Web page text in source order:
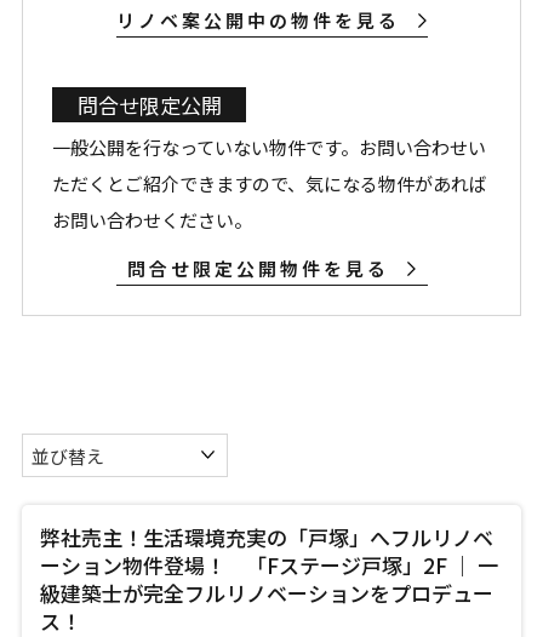
リノベ案公開中の物件を見る
問合せ限定公開
一般公開を行なっていない物件です。お問い合わせい
ただくとご紹介できますので、気になる物件があれば
お問い合わせください。
問合せ限定公開物件を見る
弊社売主！生活環境充実の「戸塚」へフルリノベ
ーション物件登場！ 「Fステージ戸塚」2F ｜ 一
級建築士が完全フルリノベーションをプロデュー
ス！